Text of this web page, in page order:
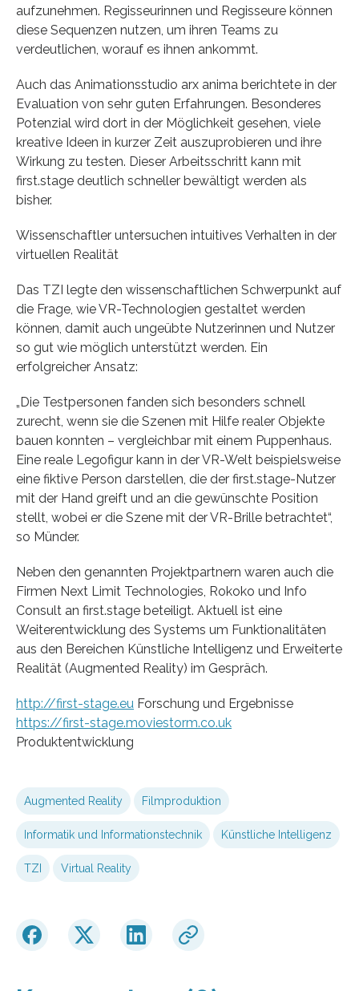
aufzunehmen. Regisseurinnen und Regisseure können
diese Sequenzen nutzen, um ihren Teams zu
verdeutlichen, worauf es ihnen ankommt.
Auch das Animationsstudio arx anima berichtete in der
Evaluation von sehr guten Erfahrungen. Besonderes
Potenzial wird dort in der Möglichkeit gesehen, viele
kreative Ideen in kurzer Zeit auszuprobieren und ihre
Wirkung zu testen. Dieser Arbeitsschritt kann mit
first.stage deutlich schneller bewältigt werden als
bisher.
Wissenschaftler untersuchen intuitives Verhalten in der
virtuellen Realität
Das TZI legte den wissenschaftlichen Schwerpunkt auf
die Frage, wie VR-Technologien gestaltet werden
können, damit auch ungeübte Nutzerinnen und Nutzer
so gut wie möglich unterstützt werden. Ein
erfolgreicher Ansatz:
„Die Testpersonen fanden sich besonders schnell
zurecht, wenn sie die Szenen mit Hilfe realer Objekte
bauen konnten – vergleichbar mit einem Puppenhaus.
Eine reale Legofigur kann in der VR-Welt beispielsweise
eine fiktive Person darstellen, die der first.stage-Nutzer
mit der Hand greift und an die gewünschte Position
stellt, wobei er die Szene mit der VR-Brille betrachtet“,
so Münder.
Neben den genannten Projektpartnern waren auch die
Firmen Next Limit Technologies, Rokoko und Info
Consult an first.stage beteiligt. Aktuell ist eine
Weiterentwicklung des Systems um Funktionalitäten
aus den Bereichen Künstliche Intelligenz und Erweiterte
Realität (Augmented Reality) im Gespräch.
http://first-stage.eu Forschung und Ergebnisse
https://first-stage.moviestorm.co.uk
Produktentwicklung
Augmented Reality Filmproduktion
Informatik und Informationstechnik Künstliche Intelligenz
TZI Virtual Reality